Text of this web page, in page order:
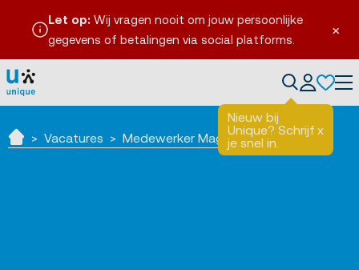
×
Let op: Wij vragen nooit om jouw persoonlijke
gegevens of betalingen via social platforms.
Nieuw bij
Unique? Schrijf
je snel in.
x
Vacatures Medewerker Magazijn